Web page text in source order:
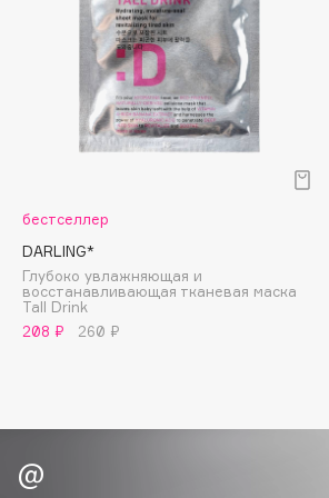
BOOMSHOP
BORK
Brunello Cucinelli
Bvlgari
бестселлер
DARLING*
Глубоко увлажняющая и
восстанавливающая тканевая маска
Tall Drink
208 ₽
260 ₽